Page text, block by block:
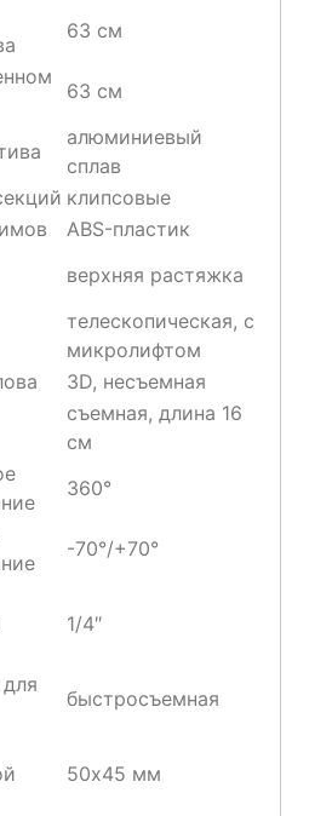
63 см
63 cм
алюминиевый
сплав
клипсовые
ABS-пластик
верхняя растяжка
телескопическая, с
микролифтом
3D, несъемная
съемная, длина 16
см
360°
-70°/+70°
1/4″
быстросъемная
50х45 мм